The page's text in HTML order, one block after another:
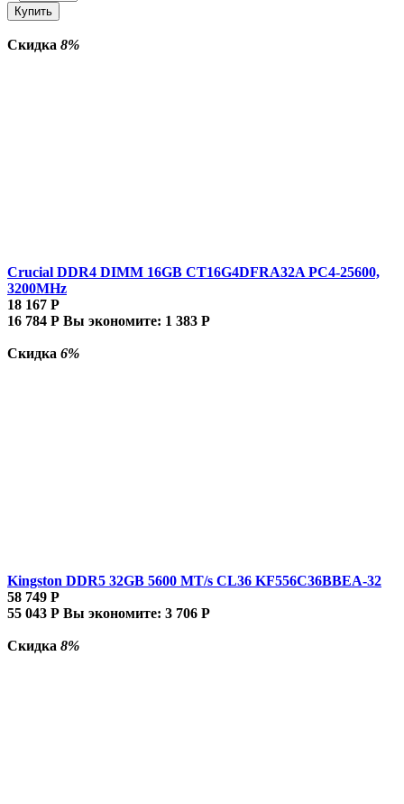
Купить
Скидка 8%
Crucial DDR4 DIMM 16GB CT16G4DFRA32A PC4-25600,
3200MHz
18 167 Р
16 784 Р Вы экономите: 1 383 Р
Скидка 6%
Kingston DDR5 32GB 5600 MT/s CL36 KF556C36BBEA-32
58 749 Р
55 043 Р Вы экономите: 3 706 Р
Скидка 8%